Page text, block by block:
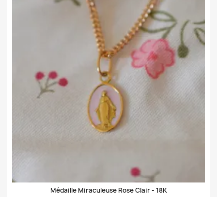
Médaille Miraculeuse Rose Clair - 18K